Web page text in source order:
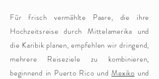
Für frisch vermählte Paare, die ihre
Hochzeitsreise durch Mittelamerika und
die Karibik planen, empfehlen wir dringend,
mehrere Reiseziele zu kombinieren,
beginnend in Puerto Rico undMexiko und